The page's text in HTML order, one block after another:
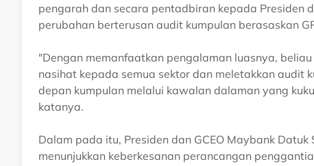
pengarah dan secara pentadbiran kepada Presiden
perubahan berterusan audit kumpulan berasaskan
"Dengan memanfaatkan pengalaman luasnya,
nasihat kepada semua sektor dan meletakkan audit
depan kumpulan melalui kawalan dalaman yang
katanya.
Dalam pada itu, Presiden dan GCEO Maybank
menunjukkan keberkesanan perancangan